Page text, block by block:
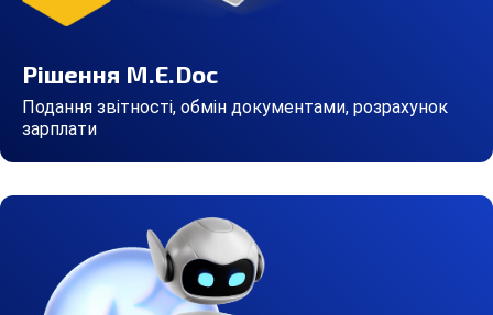
Рішення M.E.Doc
Подання звітності, обмін документами, розрахунок
зарплати